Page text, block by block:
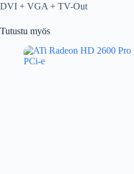
DVI + VGA + TV-Out
Tutustu myös